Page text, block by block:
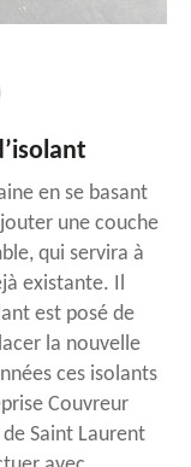
en se basant
une couche
qui servira à
existante. Il
est posé de
la nouvelle
ces isolants
Couvreur
Saint Laurent